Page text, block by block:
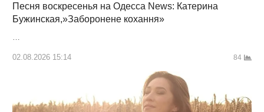
Песня воскресенья на Одесса News: Катерина
Бужинская,»Заборонене кохання»
02.08.2026 15:14 84